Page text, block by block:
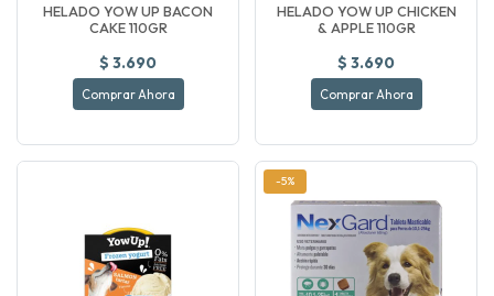
HELADO YOW UP BACON
CAKE 110GR
$ 3.690
Comprar Ahora
HELADO YOW UP CHICKEN
& APPLE 110GR
$ 3.690
Comprar Ahora
-5%